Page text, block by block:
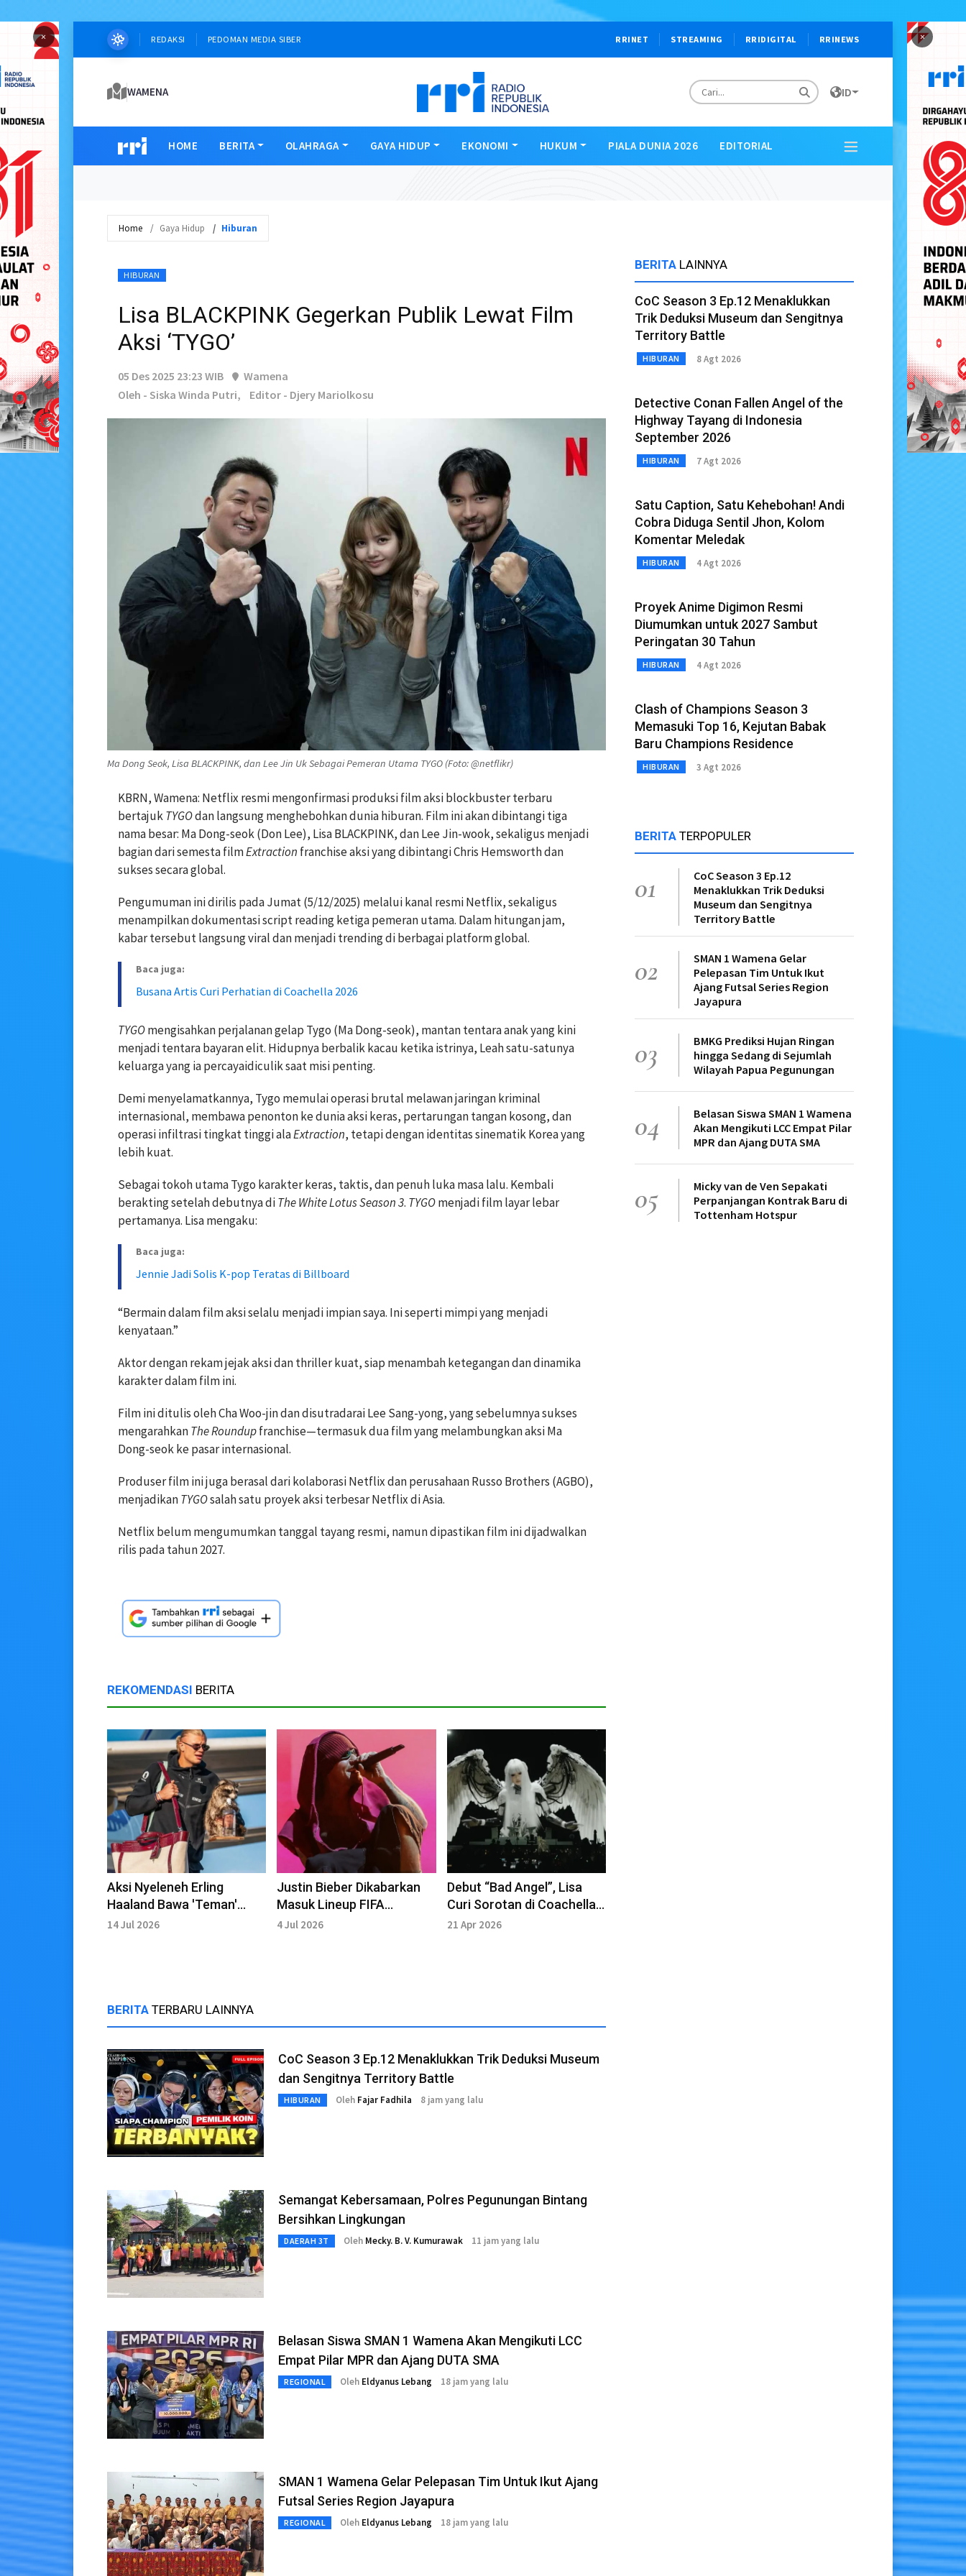
× ×
REDAKSI PEDOMAN MEDIA SIBER RRINET STREAMING RRIDIGITAL RRINEWS
WAMENA ID
HOME BERITA OLAHRAGA GAYA HIDUP EKONOMI HUKUM PIALA DUNIA 2026 EDITORIAL
Home Gaya Hidup Hiburan
HIBURAN
Lisa BLACKPINK Gegerkan Publik Lewat Film
Aksi ‘TYGO’
05 Des 2025 23:23 WIB
Wamena
Oleh - Siska Winda Putri,
Editor - Djery Mariolkosu
Ma Dong Seok, Lisa BLACKPINK, dan Lee Jin Uk Sebagai Pemeran Utama TYGO (Foto: @netflikr)
KBRN, Wamena: Netflix resmi mengonfirmasi produksi film aksi blockbuster terbaru
bertajukTYGOdan langsung menghebohkan dunia hiburan. Film ini akan dibintangi tiga
nama besar: Ma Dong-seok (Don Lee), Lisa BLACKPINK, dan Lee Jin-wook, sekaligus menjadi
bagian dari semesta filmExtraction franchise aksi yang dibintangi Chris Hemsworth dan
sukses secara global.
Pengumuman ini dirilis pada Jumat (5/12/2025) melalui kanal resmi Netflix, sekaligus
menampilkan dokumentasi script reading ketiga pemeran utama. Dalam hitungan jam,
kabar tersebut langsung viral dan menjadi trending di berbagai platform global.
Baca juga:
Busana Artis Curi Perhatian di Coachella 2026
TYGOmengisahkan perjalanan gelap Tygo (Ma Dong-seok), mantan tentara anak yang kini
menjadi tentara bayaran elit. Hidupnya berbalik kacau ketika istrinya, Leah satu-satunya
keluarga yang ia percayaidiculik saat misi penting.
Demi menyelamatkannya, Tygo memulai operasi brutal melawan jaringan kriminal
internasional, membawa penonton ke dunia aksi keras, pertarungan tangan kosong, dan
operasi infiltrasi tingkat tinggi alaExtraction, tetapi dengan identitas sinematik Korea yang
lebih kuat.
Sebagai tokoh utama Tygo karakter keras, taktis, dan penuh luka masa lalu. Kembali
berakting setelah debutnya diThe White Lotus Season 3. TYGOmenjadi film layar lebar
pertamanya. Lisa mengaku:
Baca juga:
Jennie Jadi Solis K-pop Teratas di Billboard
“Bermain dalam film aksi selalu menjadi impian saya. Ini seperti mimpi yang menjadi
kenyataan.”
Aktor dengan rekam jejak aksi dan thriller kuat, siap menambah ketegangan dan dinamika
karakter dalam film ini.
Film ini ditulis oleh Cha Woo-jin dan disutradarai Lee Sang-yong, yang sebelumnya sukses
mengarahkanThe Roundupfranchise—termasuk dua film yang melambungkan aksi Ma
Dong-seok ke pasar internasional.
Produser film ini juga berasal dari kolaborasi Netflix dan perusahaan Russo Brothers (AGBO),
menjadikanTYGOsalah satu proyek aksi terbesar Netflix di Asia.
Netflix belum mengumumkan tanggal tayang resmi, namun dipastikan film ini dijadwalkan
rilis pada tahun 2027.
REKOMENDASI BERITA
Aksi Nyeleneh Erling
Haaland Bawa 'Teman'
Rakun usai Kembali dari
14 Jul 2026
Justin Bieber Dikabarkan
Masuk Lineup FIFA
Halftime Show Final Piala
4 Jul 2026
Debut “Bad Angel”, Lisa
Curi Sorotan di Coachella
2026
21 Apr 2026
BERITA TERBARU LAINNYA
CoC Season 3 Ep.12 Menaklukkan Trik Deduksi Museum
dan Sengitnya Territory Battle
HIBURAN Oleh Fajar Fadhila 8 jam yang lalu
Semangat Kebersamaan, Polres Pegunungan Bintang
Bersihkan Lingkungan
DAERAH 3T Oleh Mecky. B. V. Kumurawak 11 jam yang lalu
Belasan Siswa SMAN 1 Wamena Akan Mengikuti LCC
Empat Pilar MPR dan Ajang DUTA SMA
REGIONAL Oleh Eldyanus Lebang 18 jam yang lalu
SMAN 1 Wamena Gelar Pelepasan Tim Untuk Ikut Ajang
Futsal Series Region Jayapura
REGIONAL Oleh Eldyanus Lebang 18 jam yang lalu
BERITA LAINNYA
CoC Season 3 Ep.12 Menaklukkan
Trik Deduksi Museum dan Sengitnya
Territory Battle
HIBURAN 8 Agt 2026
Detective Conan Fallen Angel of the
Highway Tayang di Indonesia
September 2026
HIBURAN 7 Agt 2026
Satu Caption, Satu Kehebohan! Andi
Cobra Diduga Sentil Jhon, Kolom
Komentar Meledak
HIBURAN 4 Agt 2026
Proyek Anime Digimon Resmi
Diumumkan untuk 2027 Sambut
Peringatan 30 Tahun
HIBURAN 4 Agt 2026
Clash of Champions Season 3
Memasuki Top 16, Kejutan Babak
Baru Champions Residence
HIBURAN 3 Agt 2026
BERITA TERPOPULER
01
CoC Season 3 Ep.12
Menaklukkan Trik Deduksi
Museum dan Sengitnya
Territory Battle
02
SMAN 1 Wamena Gelar
Pelepasan Tim Untuk Ikut
Ajang Futsal Series Region
Jayapura
03
BMKG Prediksi Hujan Ringan
hingga Sedang di Sejumlah
Wilayah Papua Pegunungan
04
Belasan Siswa SMAN 1 Wamena
Akan Mengikuti LCC Empat Pilar
MPR dan Ajang DUTA SMA
05
Micky van de Ven Sepakati
Perpanjangan Kontrak Baru di
Tottenham Hotspur